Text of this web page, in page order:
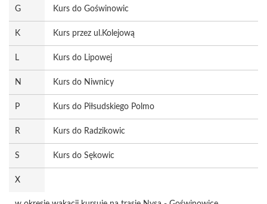
G Kurs do Goświnowic
K Kurs przez ul.Kolejową
L Kurs do Lipowej
N Kurs do Niwnicy
P Kurs do Piłsudskiego Polmo
R Kurs do Radzikowic
S Kurs do Sękowic
X